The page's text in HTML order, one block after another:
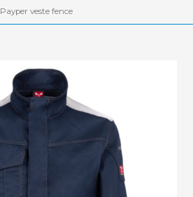
Payper veste fence